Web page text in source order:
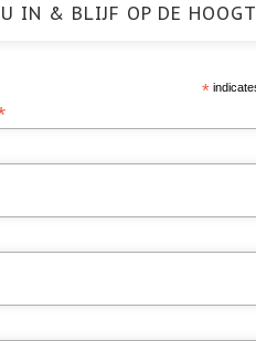
U IN & BLIJF OP DE
*